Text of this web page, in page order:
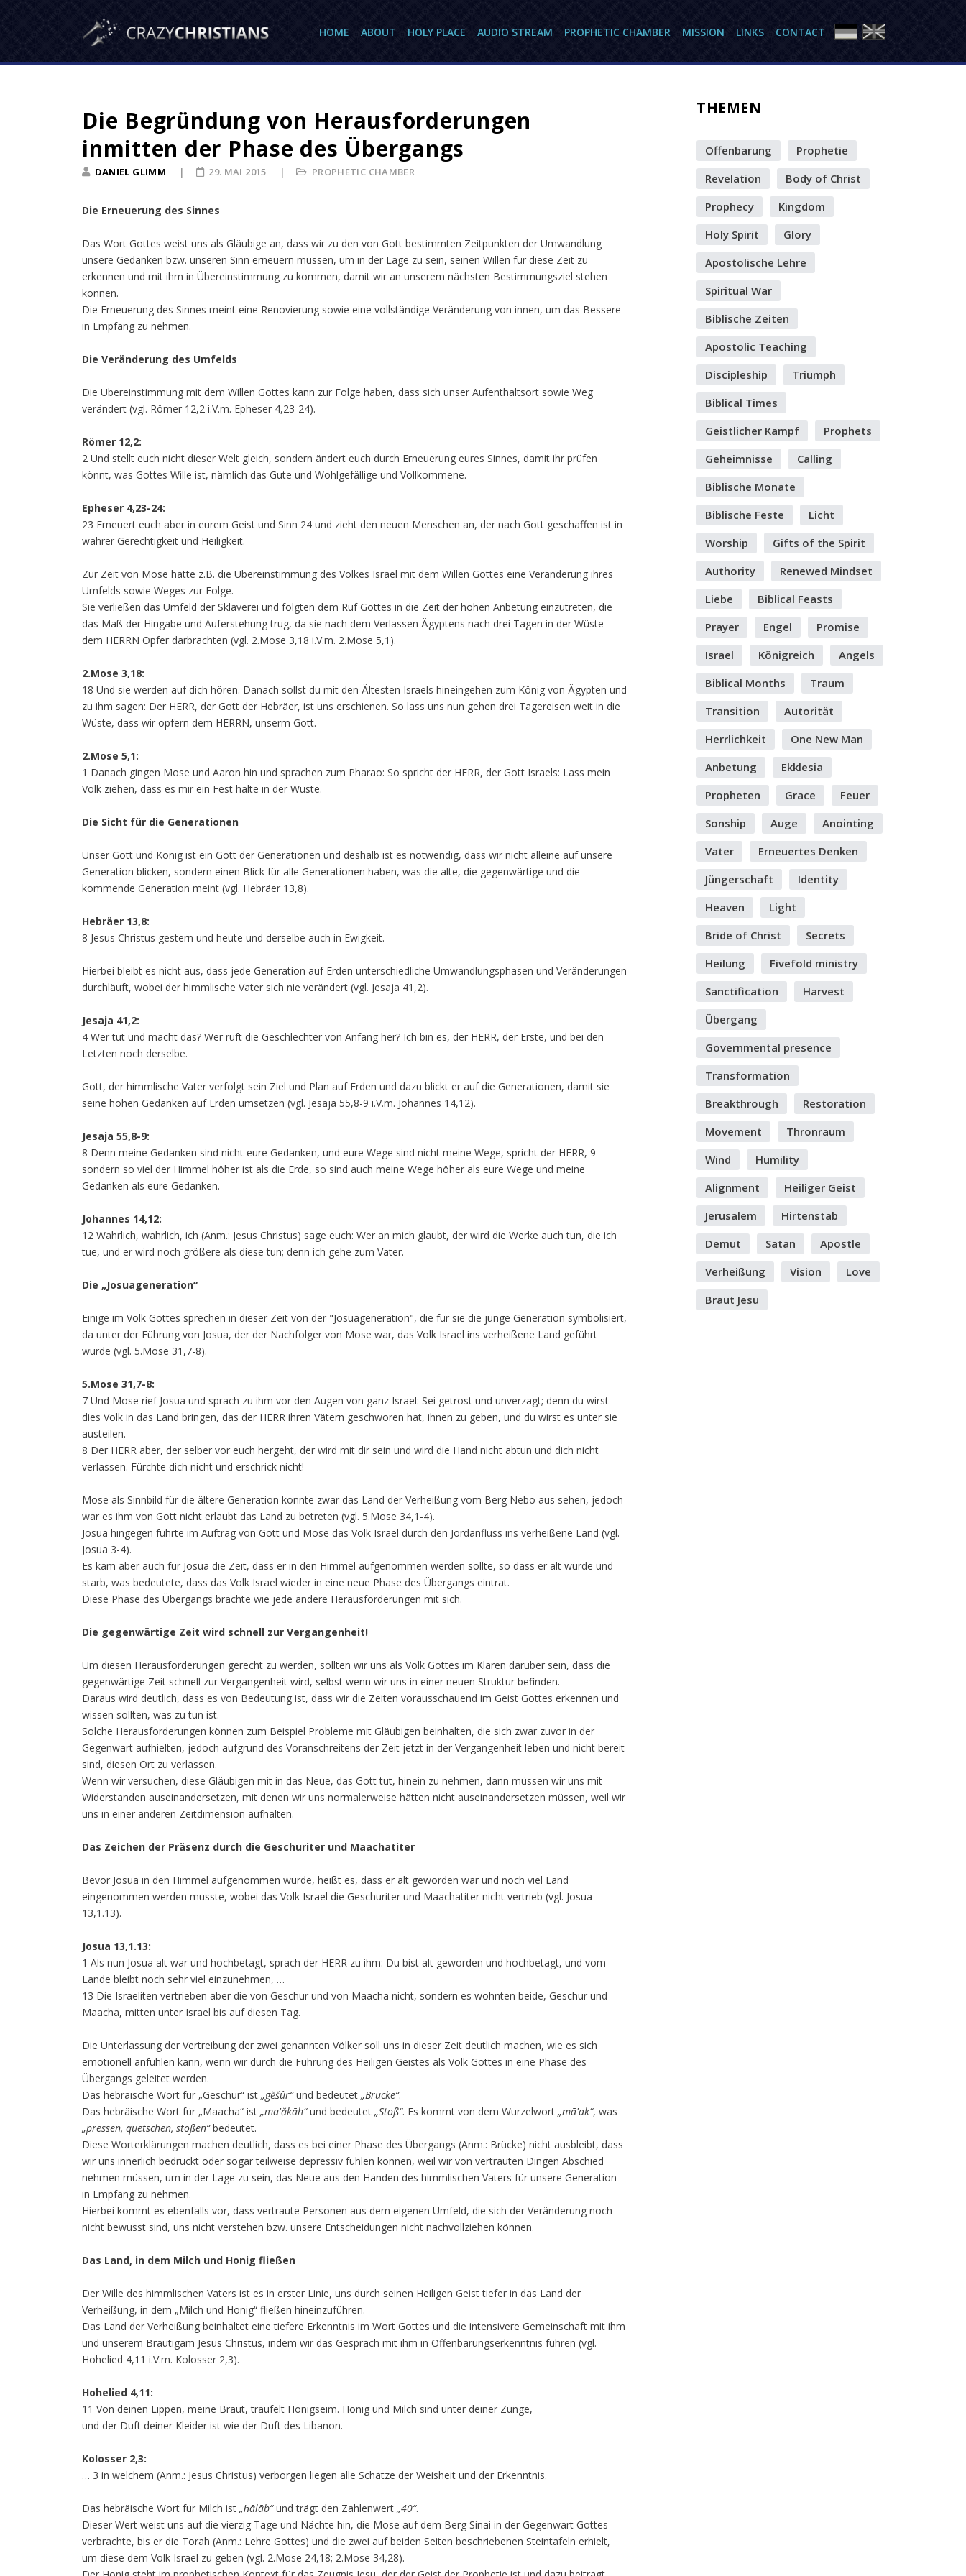
HOME ABOUT HOLY PLACE AUDIO STREAM PROPHETIC CHAMBER MISSION LINKS CONTACT
Die Begründung von Herausforderungen
inmitten der Phase des Übergangs
DANIEL GLIMM PROPHETIC CHAMBER
29. MAI 2015
Die Erneuerung des Sinnes
Das Wort Gottes weist uns als Gläubige an, dass wir zu den von Gott bestimmten Zeitpunkten der Umwandlung
unsere Gedanken bzw. unseren Sinn erneuern müssen, um in der Lage zu sein, seinen Willen für diese Zeit zu
erkennen und mit ihm in Übereinstimmung zu kommen, damit wir an unserem nächsten Bestimmungsziel stehen
können.
Die Erneuerung des Sinnes meint eine Renovierung sowie eine vollständige Veränderung von innen, um das Bessere
in Empfang zu nehmen.
Die Veränderung des Umfelds
Die Übereinstimmung mit dem Willen Gottes kann zur Folge haben, dass sich unser Aufenthaltsort sowie Weg
verändert (vgl. Römer 12,2 i.V.m. Epheser 4,23-24).
Römer 12,2:
2 Und stellt euch nicht dieser Welt gleich, sondern ändert euch durch Erneuerung eures Sinnes, damit ihr prüfen
könnt, was Gottes Wille ist, nämlich das Gute und Wohlgefällige und Vollkommene.
Epheser 4,23-24:
23 Erneuert euch aber in eurem Geist und Sinn 24 und zieht den neuen Menschen an, der nach Gott geschaffen ist in
wahrer Gerechtigkeit und Heiligkeit.
Zur Zeit von Mose hatte z.B. die Übereinstimmung des Volkes Israel mit dem Willen Gottes eine Veränderung ihres
Umfelds sowie Weges zur Folge.
Sie verließen das Umfeld der Sklaverei und folgten dem Ruf Gottes in die Zeit der hohen Anbetung einzutreten, die
das Maß der Hingabe und Auferstehung trug, da sie nach dem Verlassen Ägyptens nach drei Tagen in der Wüste
dem HERRN Opfer darbrachten (vgl. 2.Mose 3,18 i.V.m. 2.Mose 5,1).
2.Mose 3,18:
18 Und sie werden auf dich hören. Danach sollst du mit den Ältesten Israels hineingehen zum König von Ägypten und
zu ihm sagen: Der HERR, der Gott der Hebräer, ist uns erschienen. So lass uns nun gehen drei Tagereisen weit in die
Wüste, dass wir opfern dem HERRN, unserm Gott.
2.Mose 5,1:
1 Danach gingen Mose und Aaron hin und sprachen zum Pharao: So spricht der HERR, der Gott Israels: Lass mein
Volk ziehen, dass es mir ein Fest halte in der Wüste.
Die Sicht für die Generationen
Unser Gott und König ist ein Gott der Generationen und deshalb ist es notwendig, dass wir nicht alleine auf unsere
Generation blicken, sondern einen Blick für alle Generationen haben, was die alte, die gegenwärtige und die
kommende Generation meint (vgl. Hebräer 13,8).
Hebräer 13,8:
8 Jesus Christus gestern und heute und derselbe auch in Ewigkeit.
Hierbei bleibt es nicht aus, dass jede Generation auf Erden unterschiedliche Umwandlungsphasen und Veränderungen
durchläuft, wobei der himmlische Vater sich nie verändert (vgl. Jesaja 41,2).
Jesaja 41,2:
4 Wer tut und macht das? Wer ruft die Geschlechter von Anfang her? Ich bin es, der HERR, der Erste, und bei den
Letzten noch derselbe.
Gott, der himmlische Vater verfolgt sein Ziel und Plan auf Erden und dazu blickt er auf die Generationen, damit sie
seine hohen Gedanken auf Erden umsetzen (vgl. Jesaja 55,8-9 i.V.m. Johannes 14,12).
Jesaja 55,8-9:
8 Denn meine Gedanken sind nicht eure Gedanken, und eure Wege sind nicht meine Wege, spricht der HERR, 9
sondern so viel der Himmel höher ist als die Erde, so sind auch meine Wege höher als eure Wege und meine
Gedanken als eure Gedanken.
Johannes 14,12:
12 Wahrlich, wahrlich, ich (Anm.: Jesus Christus) sage euch: Wer an mich glaubt, der wird die Werke auch tun, die ich
tue, und er wird noch größere als diese tun; denn ich gehe zum Vater.
Die „Josuageneration“
Einige im Volk Gottes sprechen in dieser Zeit von der "Josuageneration", die für sie die junge Generation symbolisiert,
da unter der Führung von Josua, der der Nachfolger von Mose war, das Volk Israel ins verheißene Land geführt
wurde (vgl. 5.Mose 31,7-8).
5.Mose 31,7-8:
7 Und Mose rief Josua und sprach zu ihm vor den Augen von ganz Israel: Sei getrost und unverzagt; denn du wirst
dies Volk in das Land bringen, das der HERR ihren Vätern geschworen hat, ihnen zu geben, und du wirst es unter sie
austeilen.
8 Der HERR aber, der selber vor euch hergeht, der wird mit dir sein und wird die Hand nicht abtun und dich nicht
verlassen. Fürchte dich nicht und erschrick nicht!
Mose als Sinnbild für die ältere Generation konnte zwar das Land der Verheißung vom Berg Nebo aus sehen, jedoch
war es ihm von Gott nicht erlaubt das Land zu betreten (vgl. 5.Mose 34,1-4).
Josua hingegen führte im Auftrag von Gott und Mose das Volk Israel durch den Jordanfluss ins verheißene Land (vgl.
Josua 3-4).
Es kam aber auch für Josua die Zeit, dass er in den Himmel aufgenommen werden sollte, so dass er alt wurde und
starb, was bedeutete, dass das Volk Israel wieder in eine neue Phase des Übergangs eintrat.
Diese Phase des Übergangs brachte wie jede andere Herausforderungen mit sich.
Die gegenwärtige Zeit wird schnell zur Vergangenheit!
Um diesen Herausforderungen gerecht zu werden, sollten wir uns als Volk Gottes im Klaren darüber sein, dass die
gegenwärtige Zeit schnell zur Vergangenheit wird, selbst wenn wir uns in einer neuen Struktur befinden.
Daraus wird deutlich, dass es von Bedeutung ist, dass wir die Zeiten vorausschauend im Geist Gottes erkennen und
wissen sollten, was zu tun ist.
Solche Herausforderungen können zum Beispiel Probleme mit Gläubigen beinhalten, die sich zwar zuvor in der
Gegenwart aufhielten, jedoch aufgrund des Voranschreitens der Zeit jetzt in der Vergangenheit leben und nicht bereit
sind, diesen Ort zu verlassen.
Wenn wir versuchen, diese Gläubigen mit in das Neue, das Gott tut, hinein zu nehmen, dann müssen wir uns mit
Widerständen auseinandersetzen, mit denen wir uns normalerweise hätten nicht auseinandersetzen müssen, weil wir
uns in einer anderen Zeitdimension aufhalten.
Das Zeichen der Präsenz durch die Geschuriter und Maachatiter
Bevor Josua in den Himmel aufgenommen wurde, heißt es, dass er alt geworden war und noch viel Land
eingenommen werden musste, wobei das Volk Israel die Geschuriter und Maachatiter nicht vertrieb (vgl. Josua
13,1.13).
Josua 13,1.13:
1 Als nun Josua alt war und hochbetagt, sprach der HERR zu ihm: Du bist alt geworden und hochbetagt, und vom
Lande bleibt noch sehr viel einzunehmen, …
13 Die Israeliten vertrieben aber die von Geschur und von Maacha nicht, sondern es wohnten beide, Geschur und
Maacha, mitten unter Israel bis auf diesen Tag.
Die Unterlassung der Vertreibung der zwei genannten Völker soll uns in dieser Zeit deutlich machen, wie es sich
emotionell anfühlen kann, wenn wir durch die Führung des Heiligen Geistes als Volk Gottes in eine Phase des
Übergangs geleitet werden.
Das hebräische Wort für „Geschur“ ist „gĕšûr“und bedeutet „Brücke“.
Das hebräische Wort für „Maacha“ ist „ma'ăkāh“und bedeutet „Stoß“. Es kommt von dem Wurzelwort „mā'ak“, was
„pressen, quetschen, stoßen“bedeutet.
Diese Worterklärungen machen deutlich, dass es bei einer Phase des Übergangs (Anm.: Brücke) nicht ausbleibt, dass
wir uns innerlich bedrückt oder sogar teilweise depressiv fühlen können, weil wir von vertrauten Dingen Abschied
nehmen müssen, um in der Lage zu sein, das Neue aus den Händen des himmlischen Vaters für unsere Generation
in Empfang zu nehmen.
Hierbei kommt es ebenfalls vor, dass vertraute Personen aus dem eigenen Umfeld, die sich der Veränderung noch
nicht bewusst sind, uns nicht verstehen bzw. unsere Entscheidungen nicht nachvollziehen können.
Das Land, in dem Milch und Honig fließen
Der Wille des himmlischen Vaters ist es in erster Linie, uns durch seinen Heiligen Geist tiefer in das Land der
Verheißung, in dem „Milch und Honig“ fließen hineinzuführen.
Das Land der Verheißung beinhaltet eine tiefere Erkenntnis im Wort Gottes und die intensivere Gemeinschaft mit ihm
und unserem Bräutigam Jesus Christus, indem wir das Gespräch mit ihm in Offenbarungserkenntnis führen (vgl.
Hohelied 4,11 i.V.m. Kolosser 2,3).
Hohelied 4,11:
11 Von deinen Lippen, meine Braut, träufelt Honigseim. Honig und Milch sind unter deiner Zunge,
und der Duft deiner Kleider ist wie der Duft des Libanon.
Kolosser 2,3:
… 3 in welchem (Anm.: Jesus Christus) verborgen liegen alle Schätze der Weisheit und der Erkenntnis.
Das hebräische Wort für Milch ist „ḥālāb“und trägt den Zahlenwert „40“.
Dieser Wert weist uns auf die vierzig Tage und Nächte hin, die Mose auf dem Berg Sinai in der Gegenwart Gottes
verbrachte, bis er die Torah (Anm.: Lehre Gottes) und die zwei auf beiden Seiten beschriebenen Steintafeln erhielt,
um diese dem Volk Israel zu geben (vgl. 2.Mose 24,18; 2.Mose 34,28).
THEMEN
Offenbarung
Prophetie
Revelation
Body of Christ
Prophecy
Kingdom
Holy Spirit
Glory
Apostolische Lehre
Spiritual War
Biblische Zeiten
Apostolic Teaching
Discipleship
Triumph
Biblical Times
Geistlicher Kampf
Prophets
Geheimnisse
Calling
Biblische Monate
Biblische Feste
Licht
Worship
Gifts of the Spirit
Authority
Renewed Mindset
Liebe
Biblical Feasts
Prayer
Engel
Promise
Israel
Königreich
Angels
Biblical Months
Traum
Transition
Autorität
Herrlichkeit
One New Man
Anbetung
Ekklesia
Propheten
Grace
Feuer
Sonship
Auge
Anointing
Vater
Erneuertes Denken
Jüngerschaft
Identity
Heaven
Light
Bride of Christ
Secrets
Heilung
Fivefold ministry
Sanctification
Harvest
Übergang
Governmental presence
Transformation
Breakthrough
Restoration
Movement
Thronraum
Wind
Humility
Alignment
Heiliger Geist
Jerusalem
Hirtenstab
Demut
Satan
Apostle
Verheißung
Vision
Love
Braut Jesu